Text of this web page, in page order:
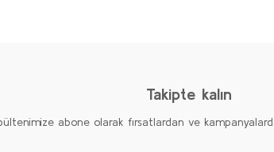
Takipte kalın
abone olarak fırsatlardan ve